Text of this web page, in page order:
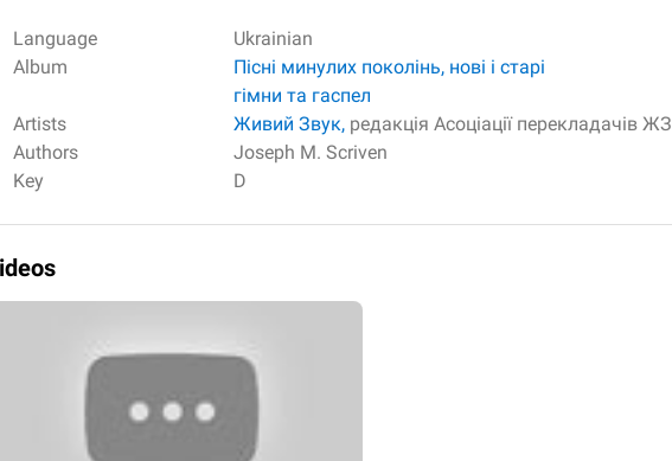
Language
Ukrainian
Album
Пісні минулих поколінь, нові і старі
гімни та гаспел
Artists
Живий Звук, редакція Асоціації перекладачів ЖЗ
Authors
Joseph M. Scriven
Key
D